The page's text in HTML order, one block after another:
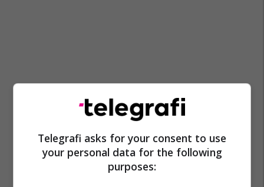
Telegrafi asks for your consent to use
your personal data for the following
purposes: